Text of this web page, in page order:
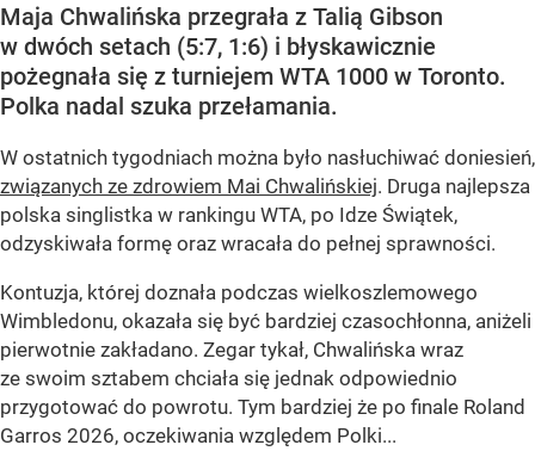
Maja Chwalińska przegrała z Talią Gibson
w dwóch setach (5:7, 1:6) i błyskawicznie
pożegnała się z turniejem WTA 1000 w Toronto.
Polka nadal szuka przełamania.
W ostatnich tygodniach można było nasłuchiwać doniesień,
związanych ze zdrowiem Mai Chwalińskiej. Druga najlepsza
polska singlistka w rankingu WTA, po Idze Świątek,
odzyskiwała formę oraz wracała do pełnej sprawności.
Kontuzja, której doznała podczas wielkoszlemowego
Wimbledonu, okazała się być bardziej czasochłonna, aniżeli
pierwotnie zakładano. Zegar tykał, Chwalińska wraz
ze swoim sztabem chciała się jednak odpowiednio
przygotować do powrotu. Tym bardziej że po finale Roland
Garros 2026, oczekiwania względem Polki...